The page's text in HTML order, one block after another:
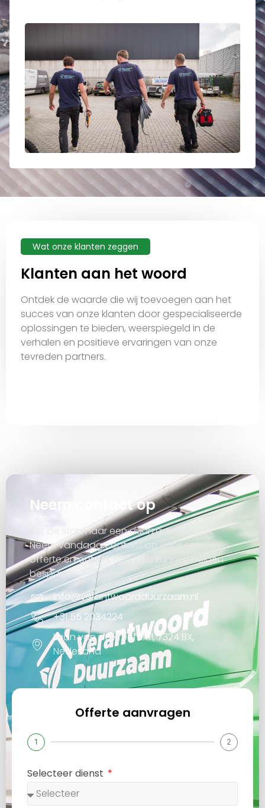
Wat onze klanten zeggen
Klanten aan het woord
Ontdek de waarde die wij toevoegen aan het
succes van onze klanten door gespecialiseerde
oplossingen te bieden, weerspiegeld in de
verhalen en positieve ervaringen van onze
tevreden partners.
Neem contact op
Zet de stap naar een duurzaam project.
Neem vandaag contact op voor een
offerte en ontdek hoe wij u kunnen helpen
besparen.
info@verantwoordduurzaam.nl
+31 55 2034224
Laan van de Kreeft 181, 7324 BX,
Nederland
Offerte aanvragen
1 2
Selecteer dienst